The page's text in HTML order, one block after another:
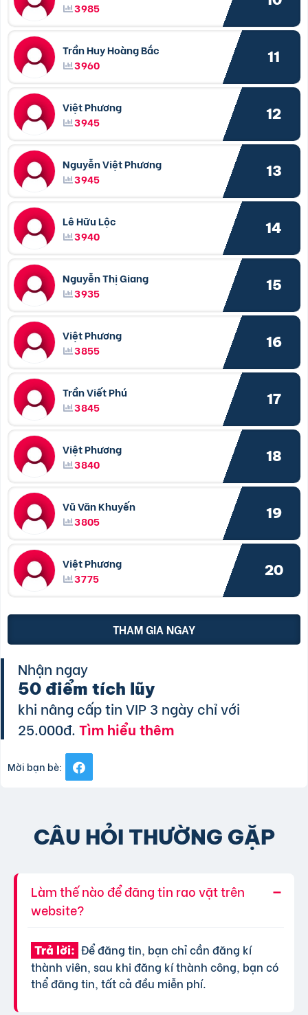
3985
Trần Huy Hoàng Bắc
3960
11
Việt Phương
3945
12
Nguyễn Việt Phương
3945
13
Lê Hữu Lộc
3940
14
Nguyễn Thị Giang
3935
15
Việt Phương
3855
16
Trần Viết Phú
3845
17
Việt Phương
3840
18
Vũ Văn Khuyến
3805
19
Việt Phương
3775
20
THAM GIA NGAY
Nhận ngay
50 điểm tích lũy
khi nâng cấp tin VIP 3 ngày chỉ với
25.000đ.Tìm hiểu thêm
Mời bạn bè:
CÂU HỎI THƯỜNG GẶP
Làm thế nào để đăng tin rao vặt trên
website?
Trả lời: Để đăng tin, bạn chỉ cần đăng kí
thành viên, sau khi đăng kí thành công, bạn có
thể đăng tin, tất cả đều miễn phí.